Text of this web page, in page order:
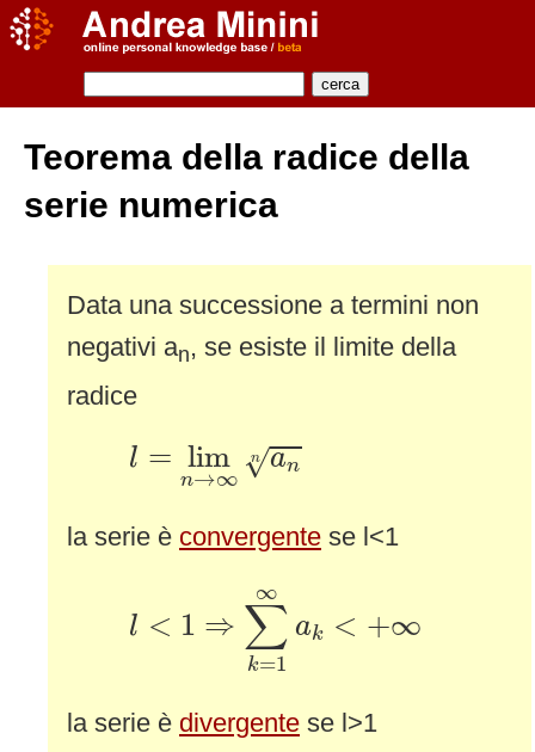
Teorema della radice della
serie numerica
Data una successione a termini non
negativi an, se esiste il limite della
radice
l = lim
n→∞
n
√an
l= limn→ ∞ann
la serie è convergente se l<1
l < 1 ⇒
∞
∑
k=1
ak < +∞
=1
la serie è divergente se l>1